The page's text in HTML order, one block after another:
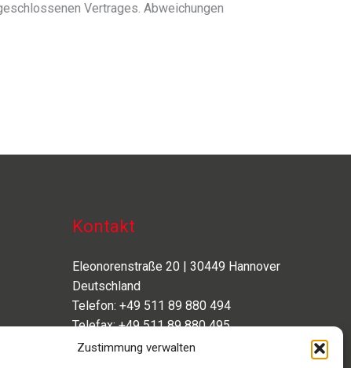
Zustimmung verwalten
Vertrages. Abweichungen
Kontakt
Eleonorenstraße 20 | 30449 Hannover
Deutschland
Telefon: +49 511 89 880 494
Telefax: +49 511 89 880 495
Montag – Freitag | 9.00 – 17.00 Uhr